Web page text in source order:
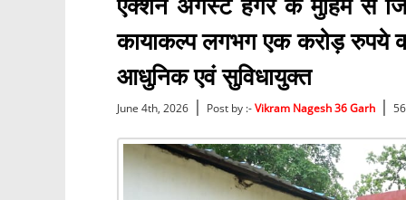
कायाकल्प लगभग एक करोड़ रुपये
आधुनिक एवं सुविधायुक्त
June 4th, 2026 | Post by :-Vikram Nagesh 36 Garh |